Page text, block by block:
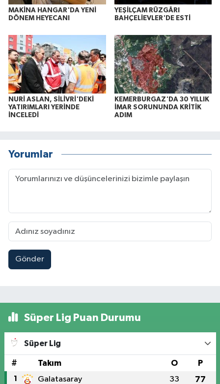
MAKİNA HANGAR'DA YENİ
DÖNEM HEYECANI
YEŞİLÇAM RÜZGÂRI
BAHÇELİEVLER'DE ESTİ
NURİ ASLAN, SİLİVRİ'DEKİ
YATIRIMLARI YERİNDE
İNCELEDİ
KEMERBURGAZ'DA 30 YILLIK
İMAR SORUNUNDA KRİTİK
ADIM
Yorumlar
Gönder
Süper Lig Puan Durumu
Süper Lig
# Takım O P
1 Galatasaray 33 77